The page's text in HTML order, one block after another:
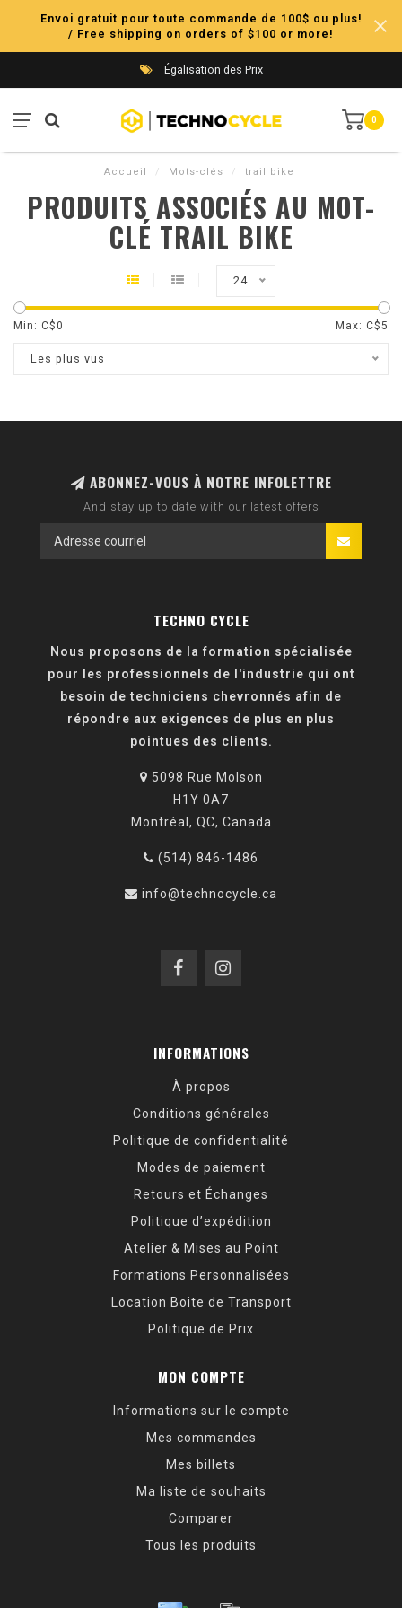
Envoi gratuit pour toute commande de 100$ ou plus!
/ Free shipping on orders of $100 or more!
Égalisation des Prix
0
Accueil / Mots-clés / trail bike
PRODUITS ASSOCIÉS AU MOT-
CLÉ TRAIL BIKE
24
Min: C$0 Max: C$5
Les plus vus
ABONNEZ-VOUS À NOTRE INFOLETTRE
And stay up to date with our latest offers
TECHNO CYCLE
Nous proposons de la formation spécialisée
pour les professionnels de l'industrie qui ont
besoin de techniciens chevronnés afin de
répondre aux exigences de plus en plus
pointues des clients.
5098 Rue Molson
H1Y 0A7
Montréal, QC, Canada
(514) 846-1486
info@technocycle.ca
INFORMATIONS
À propos
Conditions générales
Politique de confidentialité
Modes de paiement
Retours et Échanges
Politique d’expédition
Atelier & Mises au Point
Formations Personnalisées
Location Boite de Transport
Politique de Prix
MON COMPTE
Informations sur le compte
Mes commandes
Mes billets
Ma liste de souhaits
Comparer
Tous les produits